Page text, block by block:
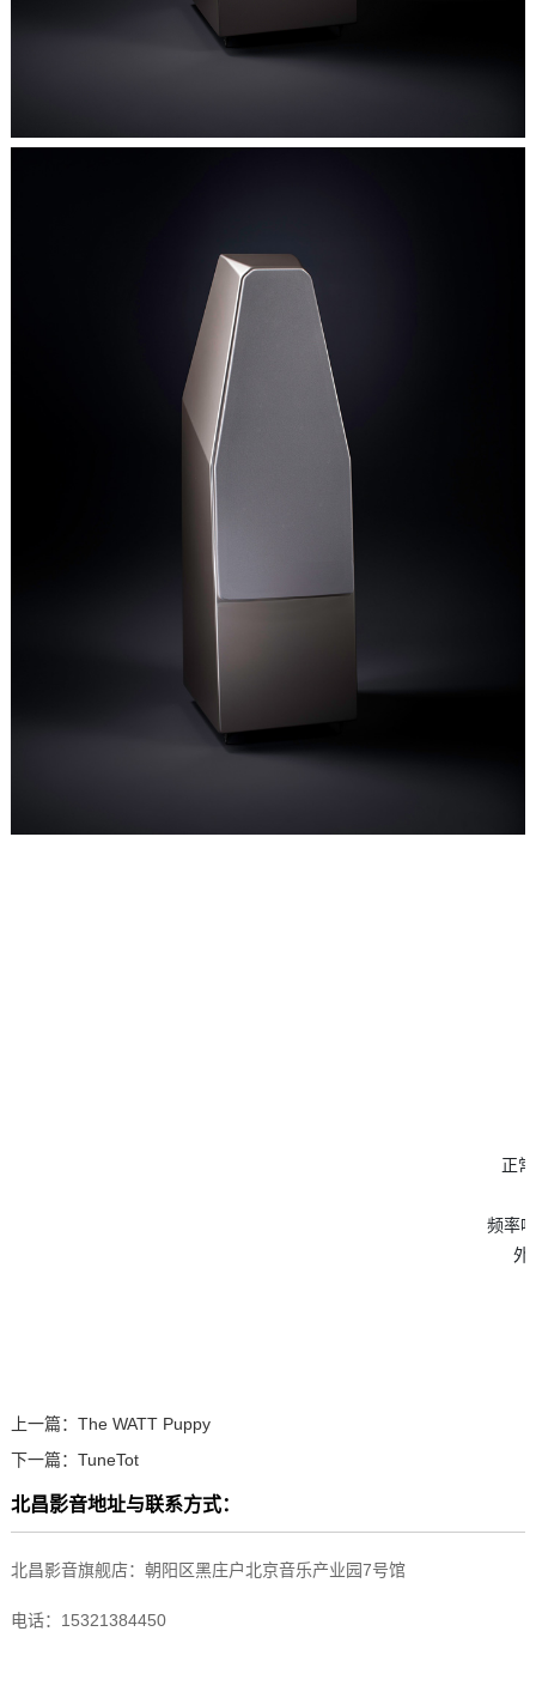
正
频率
外
上一篇： The WATT Puppy
下一篇： TuneTot
北昌影音地址与联系方式：
北昌影音旗舰店：朝阳区黑庄户北京音乐产业园7号馆
电话：15321384450